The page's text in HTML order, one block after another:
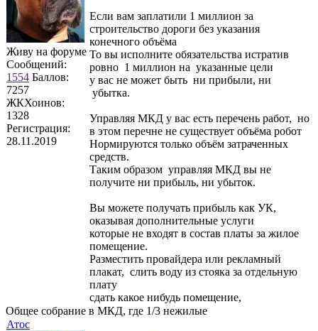
Живу на форуме
Сообщений:
1554 Баллов:
7257
ЖКХоинов:
1328
Регистрация:
28.11.2019
Если вам заплатили 1 миллион за
строительство дороги без указания
конечного объёма
То вы исполните обязательства истратив
ровно 1 миллион на указанные цели
у вас не может быть ни прибыли, ни
убытка.
Управляя МКД у вас есть перечень работ, но
в этом перечне не существует объёма робот
Нормируются только объём затраченных
средств.
Таким образом управляя МКД вы не
получите ни прибыль, ни убыток.
Вы можете получать прибыль как УК,
оказывая дополнительные услуги
которые не входят в состав платы за жилое
помещение.
Разместить провайдера или рекламный
плакат, слить воду из стояка за отдельную
плату
сдать какое нибудь помещение,
Общее собрание в МКД, где 1/3 нежилые
Атос